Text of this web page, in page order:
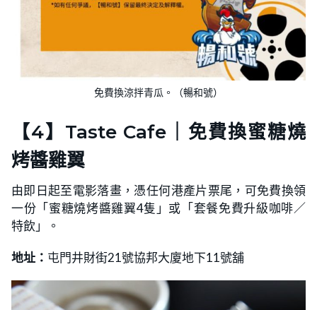
免費換涼拌青瓜。（暢和號）
【4】Taste Cafe｜免費換蜜糖燒
烤醬雞翼
由即日起至電影落畫，憑任何港產片票尾，可免費換領
一份「蜜糖燒烤醬雞翼4隻」或「套餐免費升級咖啡／
特飲」。
地址： 屯門井財街21號協邦大廈地下11號舖